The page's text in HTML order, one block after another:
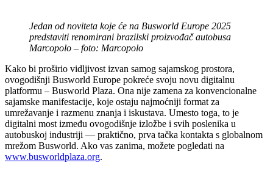
Jedan od noviteta koje će na Busworld Europe 2025
predstaviti renomirani brazilski proizvođač autobusa
Marcopolo – foto: Marcopolo
Kako bi proširio vidljivost izvan samog sajamskog prostora,
ovogodišnji Busworld Europe pokreće svoju novu digitalnu
platformu – Busworld Plaza. Ona nije zamena za konvencionalne
sajamske manifestacije, koje ostaju najmoćniji format za
umrežavanje i razmenu znanja i iskustava. Umesto toga, to je
digitalni most između ovogodišnje izložbe i svih poslenika u
autobuskoj industriji — praktično, prva tačka kontakta s globalnom
mrežom Busworld. Ako vas zanima, možete pogledati na
www.busworldplaza.org.